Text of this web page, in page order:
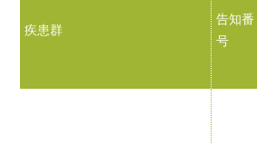
疾患群
告知番
号